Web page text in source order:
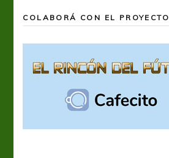
COLABORÁ CON EL PROYECTO